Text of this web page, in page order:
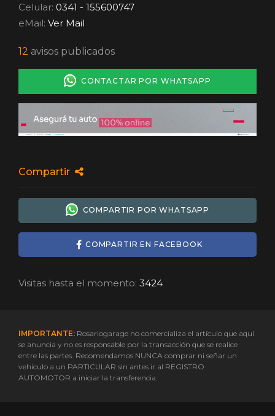
Celular: 0341 - 155600747
eMail: Ver Mail
12 avisos publicados
CONTACTAR POR WHATSAPP
Compartir
COMPARTIR POR WHATSAPP
COMPARTIR EN FACEBOOK
Visitas hasta el momento: 3424
IMPORTANTE: Rosariogarage no comercializa el artículo que aquí
se anuncia y no es responsable por la transacción que se realice
entre las partes. Recomendamos NUNCA comprar ni señar un
vehículo a un PARTICULAR sin antes ir al REGISTRO
AUTOMOTOR a iniciar la transferencia.